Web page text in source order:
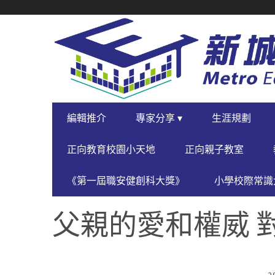
NAVIGATION
PRIMARY
NAVIGATION
編輯推介 專家分享 ▾ 生涯規劃
正向教育校園小天地 正向親子教室
《第一屆職安健創科大獎》 小學校際常
父親的愛和權威